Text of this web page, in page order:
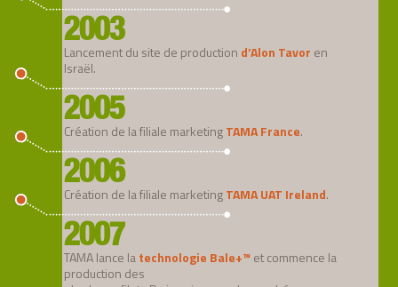
2003
Lancement du site de production d’Alon Tavor en
Israël.
2005
Création de la filiale marketingTAMA France.
2006
Création de la filiale marketingTAMA UAT Ireland.
2007
TAMA lance latechnologie Bale+™ et commence la
production des